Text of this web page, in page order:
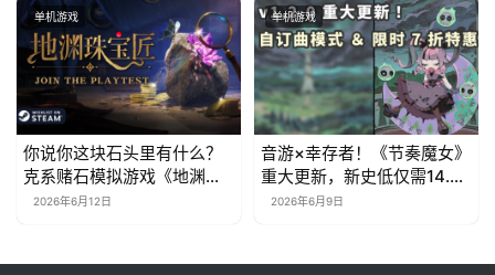
单机游戏
你说你这块石头里有什么？
克系赌石模拟游戏《地渊珠
宝匠》6月12日开启Steam
2026年6月12日
单机游戏
音游×幸存者！《节奏魔女》
重大更新，新史低仅需14.7
元2026年6月9日